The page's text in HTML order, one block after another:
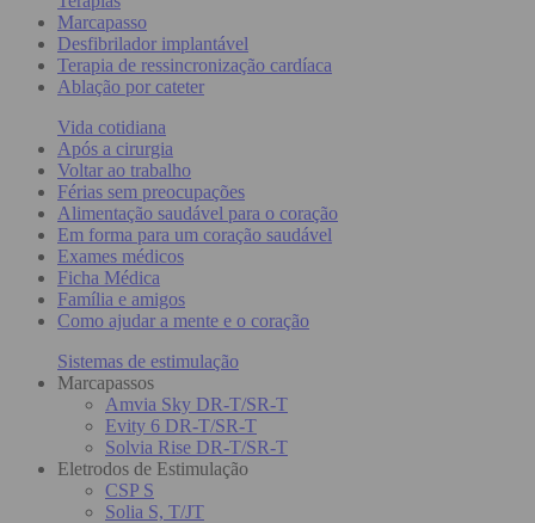
Marcapasso
Desfibrilador implantável
Terapia de ressincronização cardíaca
Ablação por cateter
Vida cotidiana
Após a cirurgia
Voltar ao trabalho
Férias sem preocupações
Alimentação saudável para o coração
Em forma para um coração saudável
Exames médicos
Ficha Médica
Família e amigos
Como ajudar a mente e o coração
Sistemas de estimulação
Marcapassos
Amvia Sky DR-T/SR-T
Evity 6 DR-T/SR-T
Solvia Rise DR-T/SR-T
Eletrodos de Estimulação
CSP S
Solia S, T/JT